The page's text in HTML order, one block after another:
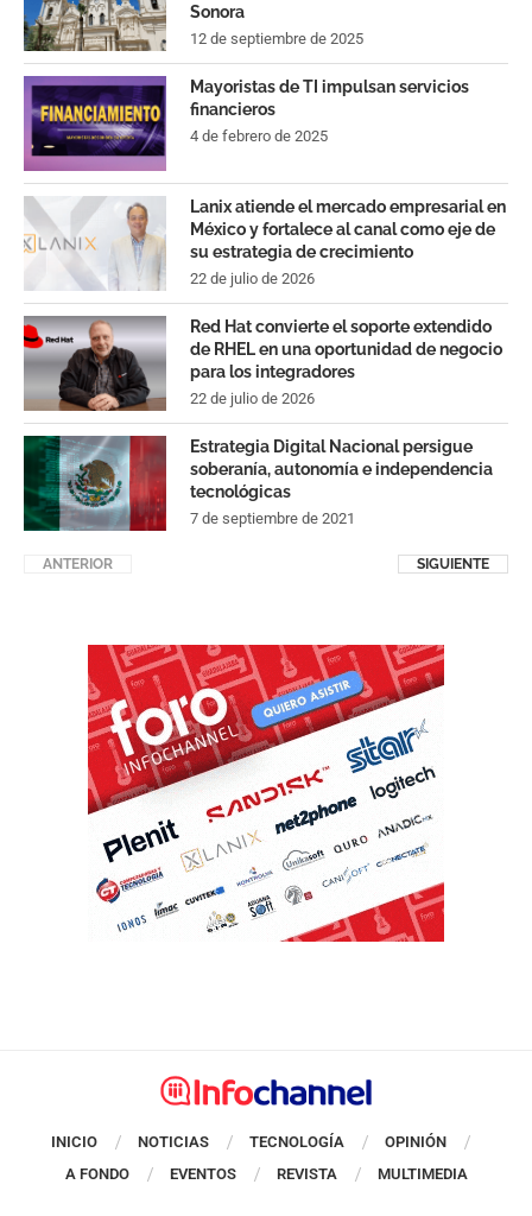
Sonora
12 de septiembre de 2025
Mayoristas de TI impulsan servicios
financieros
4 de febrero de 2025
Lanix atiende el mercado empresarial en
México y fortalece al canal como eje de
su estrategia de crecimiento
22 de julio de 2026
Red Hat convierte el soporte extendido
de RHEL en una oportunidad de negocio
para los integradores
22 de julio de 2026
Estrategia Digital Nacional persigue
soberanía, autonomía e independencia
tecnológicas
7 de septiembre de 2021
ANTERIOR SIGUIENTE
INICIO NOTICIAS TECNOLOGÍA
OPINIÓN
A FONDO
EVENTOS REVISTA MULTIMEDIA